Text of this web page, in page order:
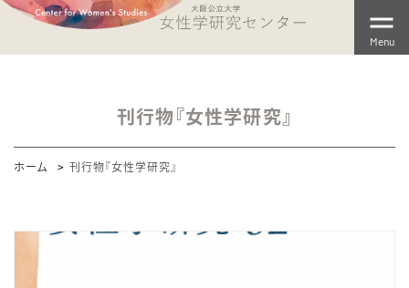
Menu
刊行物『女性学研究』
ホーム 刊行物『女性学研究』